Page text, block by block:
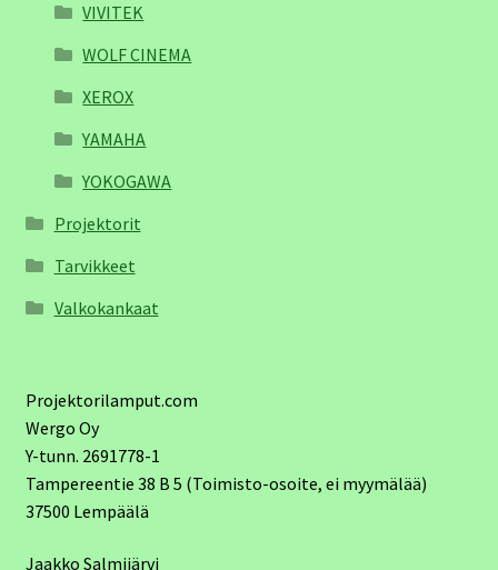
VIVITEK
WOLF CINEMA
XEROX
YAMAHA
YOKOGAWA
Projektorit
Tarvikkeet
Valkokankaat
Projektorilamput.com
Wergo Oy
Y-tunn. 2691778-1
Tampereentie 38 B 5 (Toimisto-osoite, ei myymälää)
37500 Lempäälä
Jaakko Salmijärvi